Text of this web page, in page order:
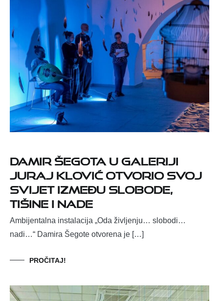
Damir Šegota u Galeriji
Juraj Klović otvorio svoj
svijet između slobode,
tišine i nade
Ambijentalna instalacija „Oda življenju… slobodi…
nadi…“ Damira Šegote otvorena je […]
PROČITAJ!